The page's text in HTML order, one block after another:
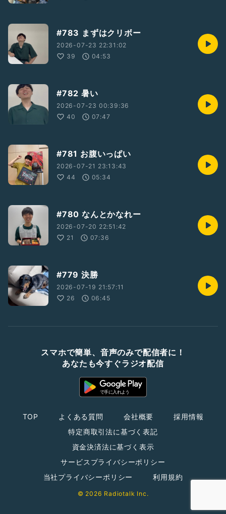
#783 まずはクリボー
2026-07-23 22:31:02
39
04:53
#782 暑い
2026-07-23 00:39:36
40
07:47
#781 お腹いっぱい
2026-07-21 23:13:43
44
05:34
#780 なんとかなれー
2026-07-20 22:51:42
21
07:36
#779 決勝
2026-07-19 21:57:11
26
06:45
スマホで簡単、音声のみで配信者に！
あなたも今すぐラジオ配信
TOP よくある質問 会社概要
採用情報
特定商取引法に基づく表記
資金決済法に基づく表示
サービスプライバシーポリシー
当社プライバシーポリシー
利用規約
© 2026 Radiotalk Inc.